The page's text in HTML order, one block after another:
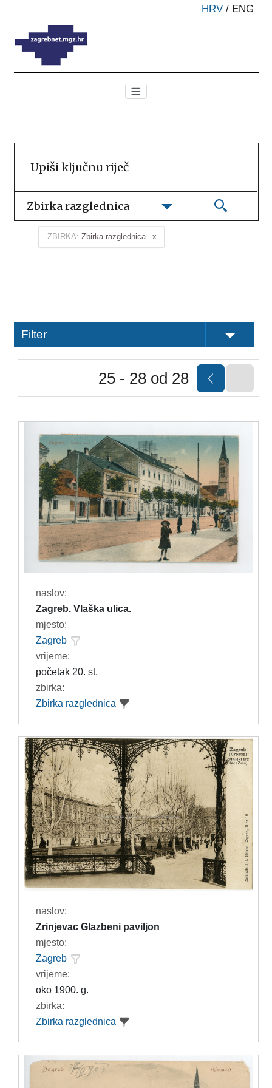
HRV / ENG
Zbirka razglednica
ZBIRKA: Zbirka razglednica
Filter
25 - 28 od 28
naslov:
Zagreb. Vlaška ulica.
mjesto:
Zagreb
vrijeme:
početak 20. st.
zbirka:
Zbirka razglednica
naslov:
Zrinjevac Glazbeni paviljon
mjesto:
Zagreb
vrijeme:
oko 1900. g.
zbirka:
Zbirka razglednica